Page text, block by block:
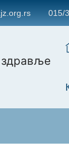
015/
здравље